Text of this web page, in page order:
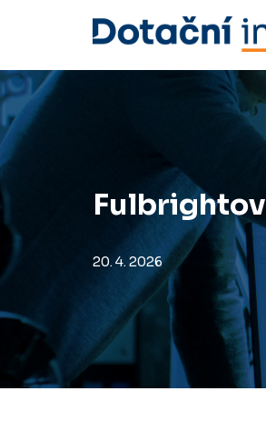
na
obsah
20. 4. 2026